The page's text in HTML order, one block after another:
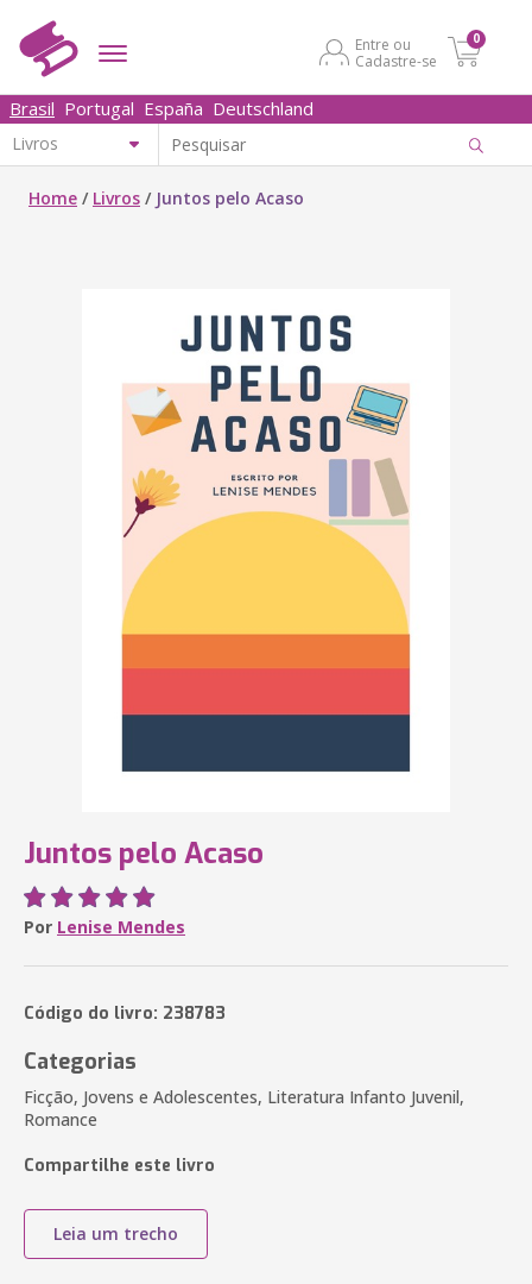
Entre ou
Cadastre-se
0
Brasil Portugal España Deutschland
Home / Livros / Juntos pelo Acaso
Juntos pelo Acaso
Por Lenise Mendes
Código do livro: 238783
Categorias
Ficção, Jovens e Adolescentes, Literatura Infanto Juvenil,
Romance
Compartilhe este livro
Leia um trecho